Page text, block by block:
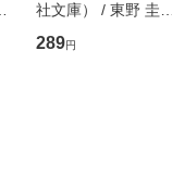
社文庫） / 東野 圭吾
集英社 [文庫]【メー
便送料無料】
289円